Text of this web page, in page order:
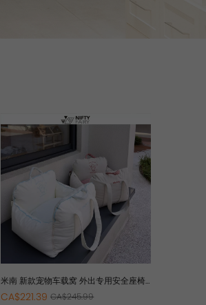
米南 新款宠物车载窝 外出专用安全座椅
防水宠物猫狗沙发全可拆洗纯棉
CA$221.39 CA$245.99